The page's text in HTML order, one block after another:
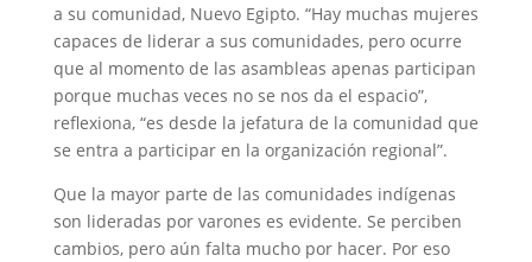
a su comunidad, Nuevo Egipto. “Hay muchas mujeres
capaces de liderar a sus comunidades, pero ocurre
que al momento de las asambleas apenas participan
porque muchas veces no se nos da el espacio”,
reflexiona, “es desde la jefatura de la comunidad que
se entra a participar en la organización regional”.
Que la mayor parte de las comunidades indígenas
son lideradas por varones es evidente. Se perciben
cambios, pero aún falta mucho por hacer. Por eso